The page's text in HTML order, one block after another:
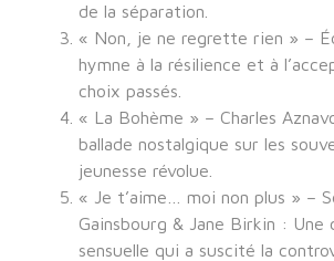
de la séparation.
« Non, je ne regrette rien » –
hymne à la résilience et à
choix passés.
« La Bohème » – Charles
ballade nostalgique sur les
jeunesse révolue.
« Je t’aime… moi non plus » –
Gainsbourg & Jane Birkin : Une
sensuelle qui a suscité la